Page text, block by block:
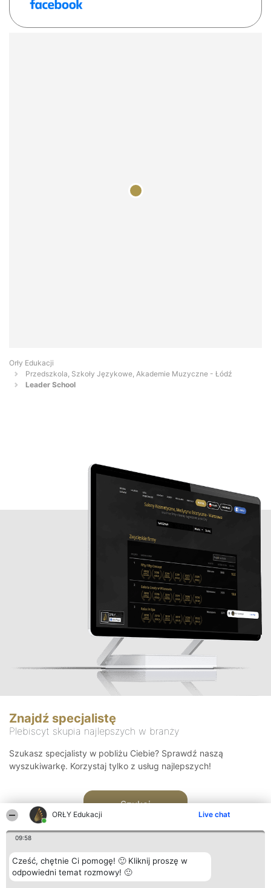
ORŁY Edukacji Live chat
09:58
Cześć, chętnie Ci pomogę! 🙂 Kliknij proszę w
odpowiedni temat rozmowy! 🙂
Orły Edukacji
Przedszkola, Szkoły Językowe, Akademie Muzyczne - Łódź
Leader School
Znajdź specjalistę
Plebiscyt skupia najlepszych w branży
Szukasz specjalisty w pobliżu Ciebie? Sprawdź naszą
wyszukiwarkę. Korzystaj tylko z usług najlepszych!
Szukaj